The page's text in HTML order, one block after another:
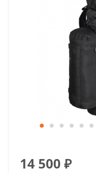
14 500 ₽